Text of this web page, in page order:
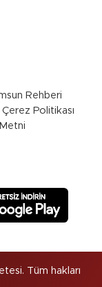
Rehberi
Çerez Politikası
Tüm hakları